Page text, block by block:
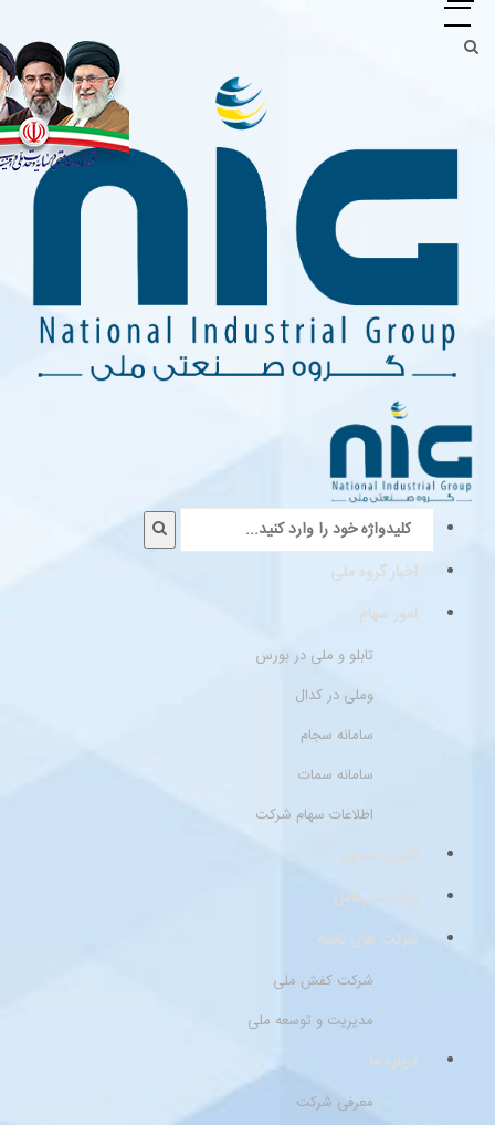
اخبار گروه ملی
امور سهام
تابلو و ملی در بورس
وملی در کدال
سامانه سجام
سامانه سمات
اطلاعات سهام شرکت
گالری تصاویر
پیام مدیرعامل
شرکت های تابعه
شرکت کفش ملی
مدیریت و توسعه ملی
درباره ما
معرفی شرکت